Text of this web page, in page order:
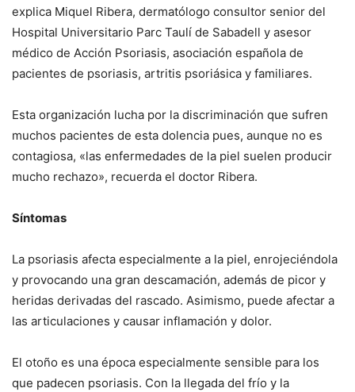
explica Miquel Ribera, dermatólogo consultor senior del
Hospital Universitario Parc Taulí de Sabadell y asesor
médico de Acción Psoriasis, asociación española de
pacientes de psoriasis, artritis psoriásica y familiares.
Esta organización lucha por la discriminación que sufren
muchos pacientes de esta dolencia pues, aunque no es
contagiosa, «las enfermedades de la piel suelen producir
mucho rechazo», recuerda el doctor Ribera.
Síntomas
La psoriasis afecta especialmente a la piel, enrojeciéndola
y provocando una gran descamación, además de picor y
heridas derivadas del rascado. Asimismo, puede afectar a
las articulaciones y causar inflamación y dolor.
El otoño es una época especialmente sensible para los
que padecen psoriasis. Con la llegada del frío y la